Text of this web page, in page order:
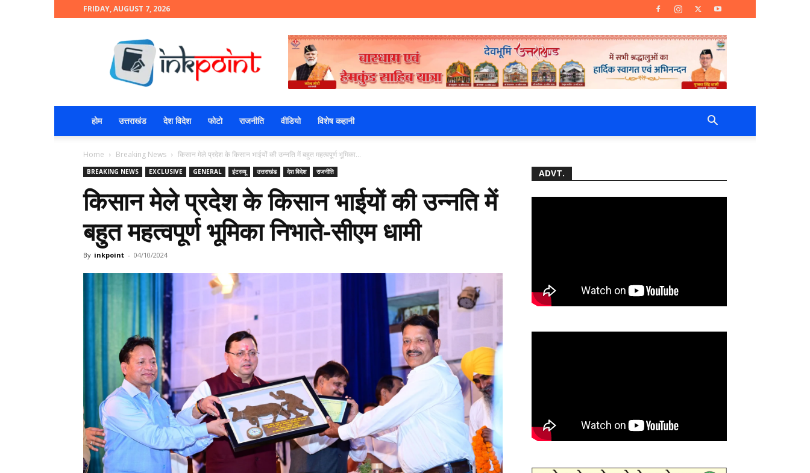
FRIDAY, AUGUST 7, 2026
होम उत्तराखंड देश विदेश फोटो राजनीति वीडियो विशेष कहानी
Home Breaking News किसान मेले प्रदेश के किसान भाईयों की उन्नति में बहुत महत्वपूर्ण भूमिका...
BREAKING NEWS EXCLUSIVE GENERAL इंटरव्यू उत्तराखंड देश विदेश राजनीति
किसान मेले प्रदेश के किसान भाईयों की उन्नति में
बहुत महत्वपूर्ण भूमिका निभाते-सीएम धामी
By inkpoint - 04/10/2024
ADVT.